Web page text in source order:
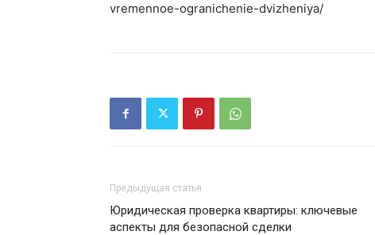
vremennoe-ogranichenie-dvizheniya/
Предыдущая статья
Юридическая проверка квартиры: ключевые
аспекты для безопасной сделки